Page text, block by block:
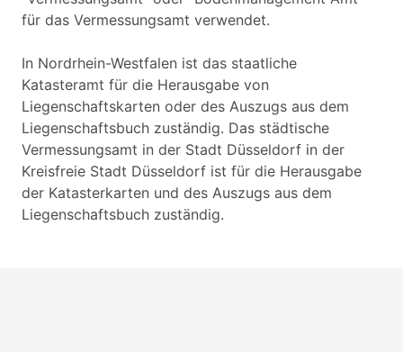
für das Vermessungsamt verwendet.
In Nordrhein-Westfalen ist das staatliche
Katasteramt für die Herausgabe von
Liegenschaftskarten oder des Auszugs aus dem
Liegenschaftsbuch zuständig. Das städtische
Vermessungsamt in der Stadt Düsseldorf in der
Kreisfreie Stadt Düsseldorf ist für die Herausgabe
der Katasterkarten und des Auszugs aus dem
Liegenschaftsbuch zuständig.